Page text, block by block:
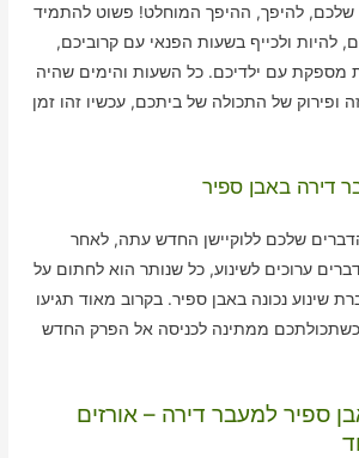
שלכם, להיפך, ההיפך המוחלט! פשוט להתמיד
להיות ולכייף בשעות הפנאי עם קרוביכם,
מספקת עם ילדיכם. כל השעות והימים שהיה
ופירוק של התכולה של ביתכם, עכשיו זהו זמן
דירה באבן ספיר
שלכם ללוקיישן החדש עתה, לאחר
ערוכים לשינוע, כל שנותר הוא לחתום על
שינוע נכונה באבן ספיר. בקרוב מאוד תגיעו
ממתינה לכניסה אל הפרק החדש
ספיר למעבר דירה – אורזים